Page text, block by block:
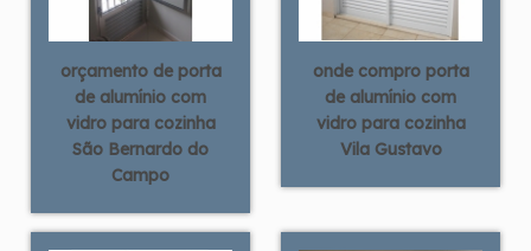
orçamento de porta
de alumínio com
vidro para cozinha
São Bernardo do
Campo
onde compro porta
de alumínio com
vidro para cozinha
Vila Gustavo